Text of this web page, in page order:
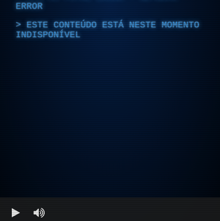
ERROR
ESTE CONTEÚDO ESTÁ NESTE MOMENTO
INDISPONÍVEL